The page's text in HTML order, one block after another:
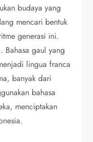
budaya yang
mencari bentuk
generasi ini.
Bahasa gaul yang
lingua franca
banyak dari
bahasa
menciptakan